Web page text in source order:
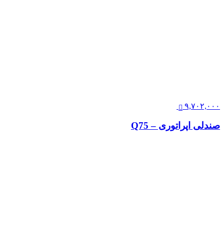
۹,۷۰۲,۰۰۰
صندلی اپراتوری – Q75